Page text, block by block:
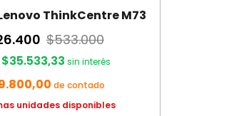
ThinkCentre M73
$533.000
$35.533,33 sin interés
de contado
unidades disponibles